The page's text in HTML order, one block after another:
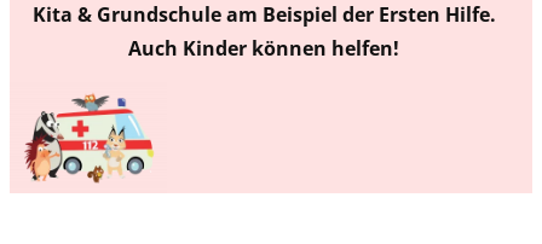
Kita & Grundschule am Beispiel der Ersten Hilfe.
Auch Kinder können helfen!